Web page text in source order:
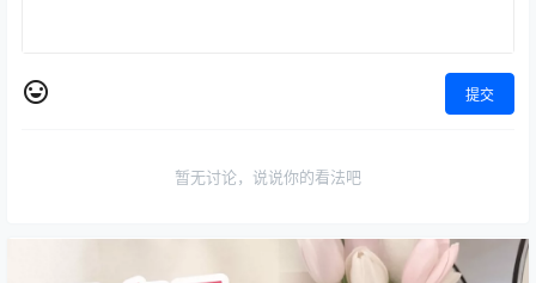
提交
暂无讨论，说说你的看法吧